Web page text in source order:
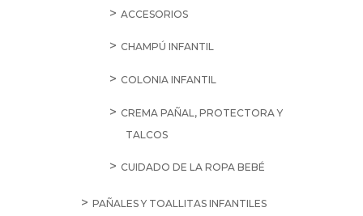
ACCESORIOS
CHAMPÚ INFANTIL
COLONIA INFANTIL
CREMA PAÑAL, PROTECTORA Y
TALCOS
CUIDADO DE LA ROPA BEBÉ
PAÑALES Y TOALLITAS INFANTILES